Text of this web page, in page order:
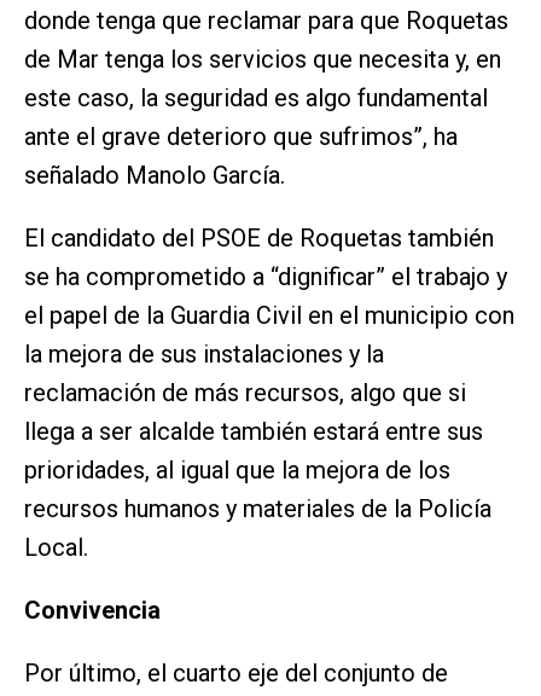
donde tenga que reclamar para que Roquetas
de Mar tenga los servicios que necesita y, en
este caso, la seguridad es algo fundamental
ante el grave deterioro que sufrimos”, ha
señalado Manolo García.
El candidato del PSOE de Roquetas también
se ha comprometido a “dignificar” el trabajo y
el papel de la Guardia Civil en el municipio con
la mejora de sus instalaciones y la
reclamación de más recursos, algo que si
llega a ser alcalde también estará entre sus
prioridades, al igual que la mejora de los
recursos humanos y materiales de la Policía
Local.
Convivencia
Por último, el cuarto eje del conjunto de